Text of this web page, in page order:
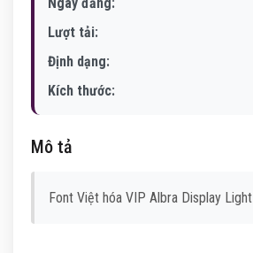
Lượt tải:
Định dạng:
Kích thước:
Mô tả
Font Việt hóa VIP Albra Display Light